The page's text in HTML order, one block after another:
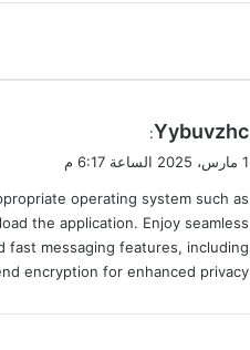
ي
ق
ل
Yybuvzhc
:
1 مارس، 2025 الساعة 6:17 م
operating system such as
the application. Enjoy seamless
fast messaging features, including
encryption for enhanced privacy.